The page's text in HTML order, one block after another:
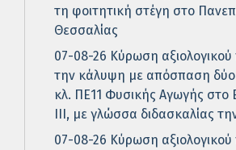
τη φοιτητική στέγη στο
Θεσσαλίας
07-08-26 Κύρωση αξιολογικού
την κάλυψη με απόσπαση
κλ. ΠΕ11 Φυσικής Αγωγής στο
ΙΙΙ, με γλώσσα διδασκαλίας
07-08-26 Κύρωση αξιολογικού